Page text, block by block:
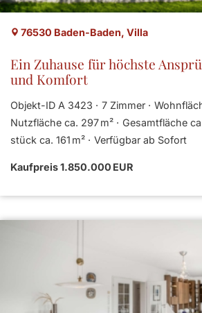
76530 Baden-Baden, Villa
Ein Zuhause für höchste
und Komfort
Objekt-ID A 3423 7 Zimmer
Nutzfläche ca. 297 m²
Gesamtfläche
stück ca. 161 m²
Verfügbar ab Sofort
Kaufpreis 1.850.000 EUR